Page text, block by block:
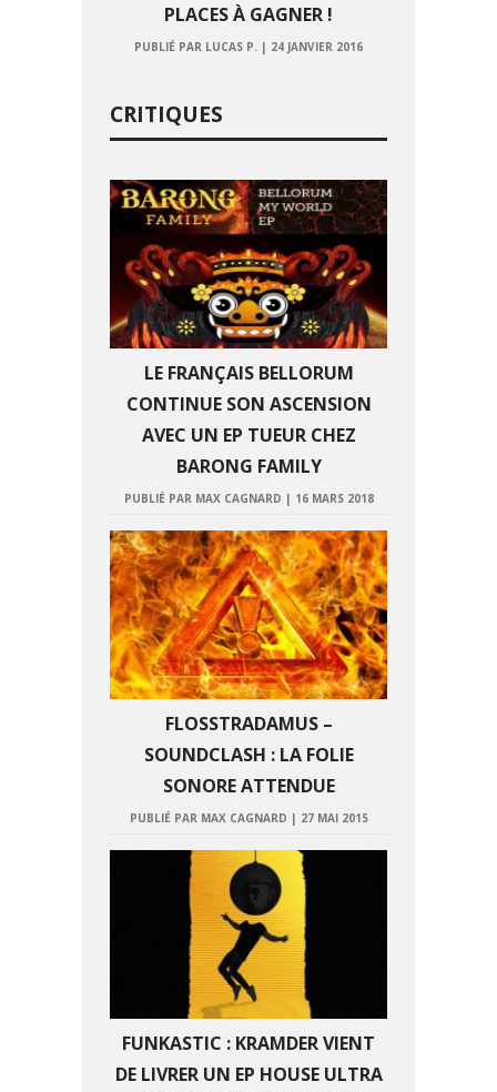
PLACES À GAGNER !
PUBLIÉ PAR LUCAS P. | 24 JANVIER 2016
CRITIQUES
LE FRANÇAIS BELLORUM
CONTINUE SON ASCENSION
AVEC UN EP TUEUR CHEZ
BARONG FAMILY
PUBLIÉ PAR MAX CAGNARD | 16 MARS 2018
FLOSSTRADAMUS –
SOUNDCLASH : LA FOLIE
SONORE ATTENDUE
PUBLIÉ PAR MAX CAGNARD | 27 MAI 2015
FUNKASTIC : KRAMDER VIENT
DE LIVRER UN EP HOUSE ULTRA